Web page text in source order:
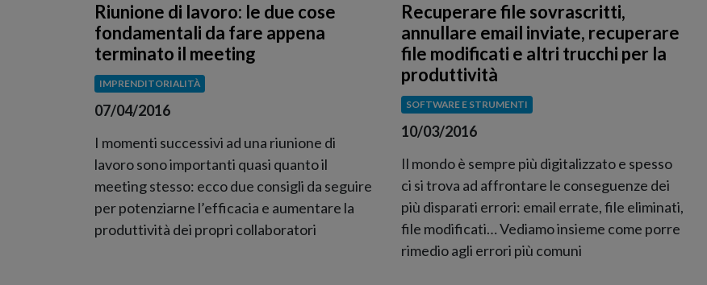
Riunione di lavoro: le due cose
fondamentali da fare appena
terminato il meeting
IMPRENDITORIALITÀ
07/04/2016
I momenti successivi ad una riunione di
lavoro sono importanti quasi quanto il
meeting stesso: ecco due consigli da seguire
per potenziarne l’efficacia e aumentare la
produttività dei propri collaboratori
Recuperare file sovrascritti,
annullare email inviate, recuperare
file modificati e altri trucchi per la
produttività
SOFTWARE E STRUMENTI
10/03/2016
Il mondo è sempre più digitalizzato e spesso
ci si trova ad affrontare le conseguenze dei
più disparati errori: email errate, file eliminati,
file modificati… Vediamo insieme come porre
rimedio agli errori più comuni